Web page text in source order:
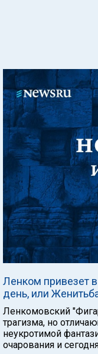
Ленком привезет
день, или
Ленкомовский
трагизма, но
неукротимой
очарования и